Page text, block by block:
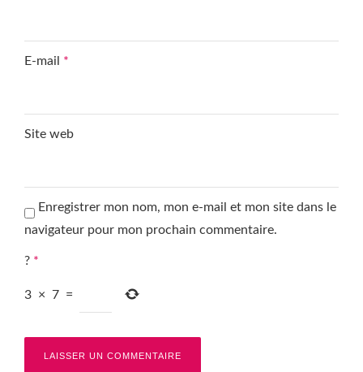
E-mail *
Site web
Enregistrer mon nom, mon e-mail et mon site dans le
navigateur pour mon prochain commentaire.
? *
3 × 7 =